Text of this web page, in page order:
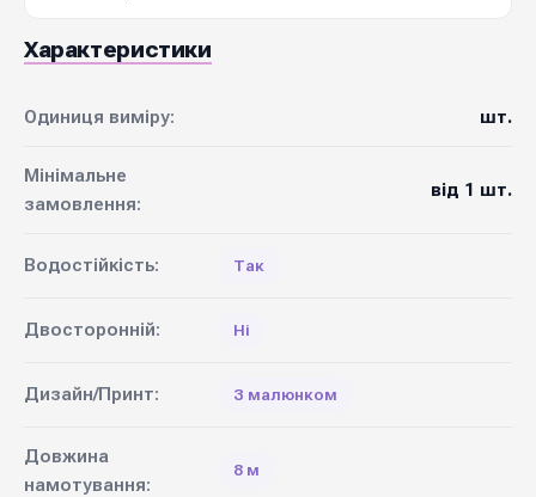
Характеристики
Одиниця виміру: шт.
Мінімальне
замовлення:
від 1 шт.
Водостійкість: Так
Двосторонній: Ні
Дизайн/Принт: З малюнком
Довжина
намотування:
8 м